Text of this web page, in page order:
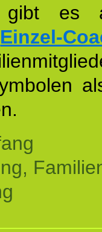
gibt es
Einzel-